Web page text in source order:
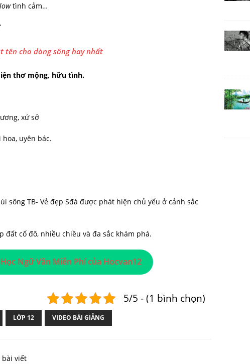
tình cảm…
tên cho dòng sông hay nhất
thơ mộng, hữu tình.
xứ sở
uyên bác.
sông TB- Vẻ đẹp Sđà được phát hiện chủ yếu ở cảnh sắc
đất cố đô, nhiều chiều và đa sắc khám phá.
Ngữ Văn Miễn Phí của Hocvan12
5/5 - (1 bình chọn)
LỚP 12 VIDEO BÀI GIẢNG
bài viết